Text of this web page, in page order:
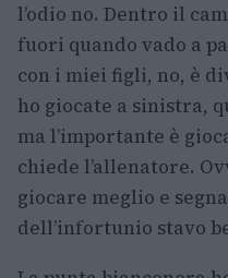
l’odio no. Dentro il
fuori quando vado a
con i miei figli, no, è
ho giocate a sinistra,
ma l’importante è
chiede l’allenatore.
giocare meglio e
dell’infortunio stavo